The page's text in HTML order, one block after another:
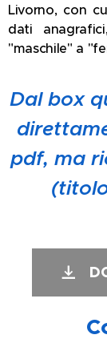
Livorno, con
dati
"maschile" a
Dal box
pdf, ma